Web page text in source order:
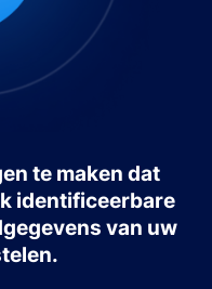
te maken dat
identificeerbare
van uw